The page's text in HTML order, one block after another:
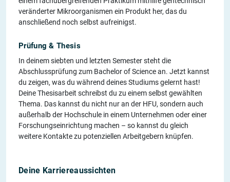
veränderter Mikroorganismen ein Produkt her, das du
anschließend noch selbst aufreinigst.
Prüfung & Thesis
In deinem siebten und letzten Semester steht die
Abschlussprüfung zum Bachelor of Science an. Jetzt kannst
du zeigen, was du während deines Studiums gelernt hast!
Deine Thesisarbeit schreibst du zu einem selbst gewählten
Thema. Das kannst du nicht nur an der HFU, sondern auch
außerhalb der Hochschule in einem Unternehmen oder einer
Forschungseinrichtung machen – so kannst du gleich
weitere Kontakte zu potenziellen Arbeitgebern knüpfen.
Deine Karriereaussichten